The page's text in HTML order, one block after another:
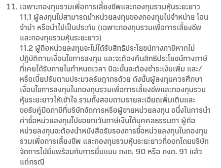
เฉพาะกองทุนรวมเพื่อการเลี้ยงชีพและกองทุนรวมหุ้นระยะยาว
11.1 ผู้ลงทุนไม่สามารถนำหน่วยลงทุนของกองทุนไปจำหน่าย โอน
จำนำ หรือนำไปเป็นประกัน (เฉพาะกองทุนรวมเพื่อการเลี้ยงชีพ
และกองทุนรวมหุ้นระยะยาว)
11.2 ผู้ถือหน่วยลงทุนจะไม่ได้รับสิทธิประโยชน์ทางภาษีหากไม่
ปฏิบัติตามเงื่อนไขการลงทุน และจะต้องคืนสิทธิประโยชน์ทางภาษี
ที่เคยได้รับภายในกำหนดเวลา มิฉะนั้นจะต้องชำระเงินเพิ่ม และ/
หรือเบี้ยปรับตามประมวลรัษฎากรด้วย ดังนั้นผู้ลงทุนควรศึกษา
เงื่อนไขการลงทุนในกองทุนรวมเพื่อการเลี้ยงชีพและกองทุนรวม
หุ้นระยะยาวให้เข้าใจ รวมทั้งสอบถามรายละเอียดเพิ่มเติมและ
ขอรับคู่มือภาษีที่บริษัทจัดการหรือผู้ขายหน่วยลงทุน อนึ่งในการนำ
ค่าซื้อหน่วยลงทุนไปขอยกเว้นภาษีเงินได้บุคคลธรรมดา ผู้ถือ
หน่วยลงทุนจะต้องนำหนังสือรับรองการซื้อหน่วยลงทุนในกองทุน
รวมเพื่อการเลี้ยงชีพ และกองทุนรวมหุ้นระยะยาวที่ออกโดยบริษัท
จัดการไปยื่นพร้อมกับการยื่นแบบ ภงด. 90 หรือ ภงด. 91 แล้ว
แต่กรณี